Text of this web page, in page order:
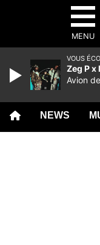
MENU
NEWS
VOUS
Zeg P x
Avion